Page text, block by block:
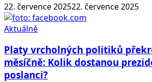
22. července 202522. července 2025
Aktuálně
Platy vrcholných politiků
měsíčně: Kolik dostanou
poslanci?